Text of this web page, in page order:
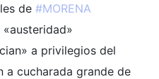
de #MORENA
a privilegios del
a cucharada grande de